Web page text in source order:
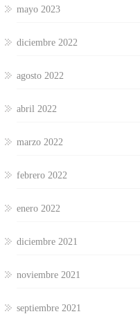
mayo 2023
diciembre 2022
agosto 2022
abril 2022
marzo 2022
febrero 2022
enero 2022
diciembre 2021
noviembre 2021
septiembre 2021